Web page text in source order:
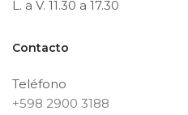
L. a V. 11.30 a 17.30
Contacto
Teléfono
+598 2900 3188